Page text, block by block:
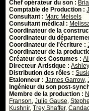
Chef opérateur du son :
Comptable de Production :
Consultant : Marc Meisels
Consultant médical :
Coordinateur de la
Coordinateur du
Coordinateur de l'écriture :
Coordinateur de la
Créateur des Costumes :
Directeur Artistique :
Distribution des rôles :
Etalonneur :James Garrow,
Ingénieur du son post-
Membre de la production :
Franson,Julie Gause,
Kushnir,Trey Shaffer,